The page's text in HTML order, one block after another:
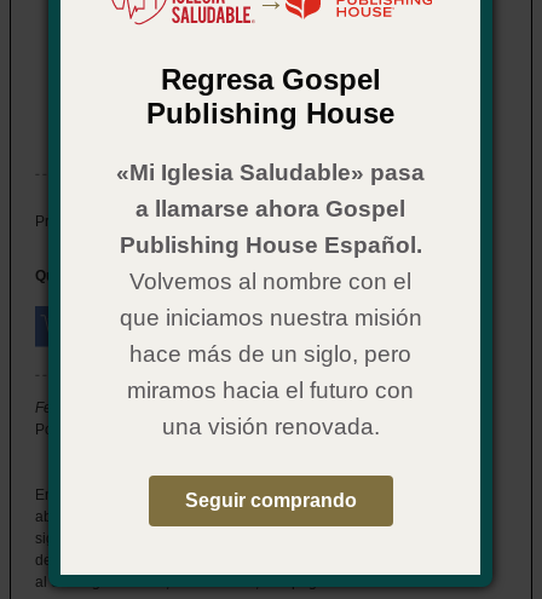
Item # 02CX4271
Price: $ 19.99
Quantity:
Fe Audaz: Creer a Dios frente a la imposibilidad
Por Nonda Houston
En este estudio de seis semanas definiremos la fe bíblica,
abordaremos las preguntas de frente y desentrañaremos lo que
significa tener una fe audaz. ¡Aprende a sustituir el desánimo y la
desesperación por una fe vibrante que complazca al Señor y repela
al enemigo! Rústica, 7.75" x 9.75", 152 pages.
Regresa Gospel
Publishing House
«Mi Iglesia Saludable» pasa
a llamarse ahora Gospel
Publishing House Español.
Volvemos al nombre con el
que iniciamos nuestra misión
hace más de un siglo, pero
miramos hacia el futuro con
una visión renovada.
Seguir comprando